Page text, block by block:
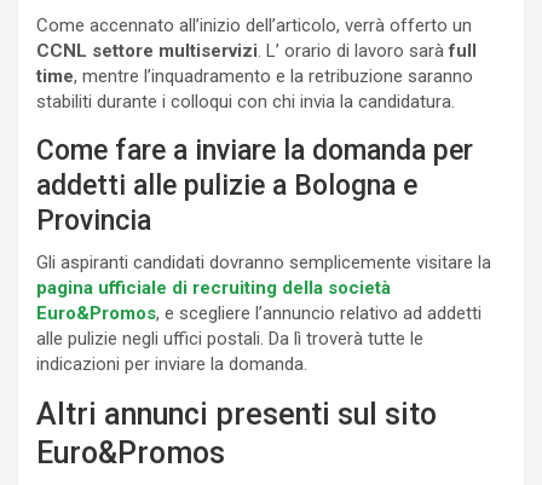
Come accennato all’inizio dell’articolo, verrà offerto un
CCNL settore multiservizi . L’ orario di lavoro saràfull
time, mentre l’inquadramento e la retribuzione saranno
stabiliti durante i colloqui con chi invia la candidatura.
Come fare a inviare la domanda per
addetti alle pulizie a Bologna e
Provincia
Gli aspiranti candidati dovranno semplicemente visitare la
pagina ufficiale di recruiting della società
Euro&Promos, e scegliere l’annuncio relativo ad addetti
alle pulizie negli uffici postali. Da lì troverà tutte le
indicazioni per inviare la domanda.
Altri annunci presenti sul sito
Euro&Promos